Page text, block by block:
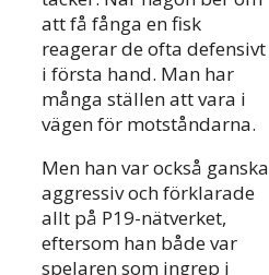
att få fånga en fisk
reagerar de ofta defensivt
i första hand. Man har
många ställen att vara i
vägen för motståndarna.
Men han var också ganska
aggressiv och förklarade
allt på P19-nätverket,
eftersom han både var
spelaren som ingrep i